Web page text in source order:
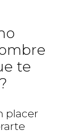
te
placer